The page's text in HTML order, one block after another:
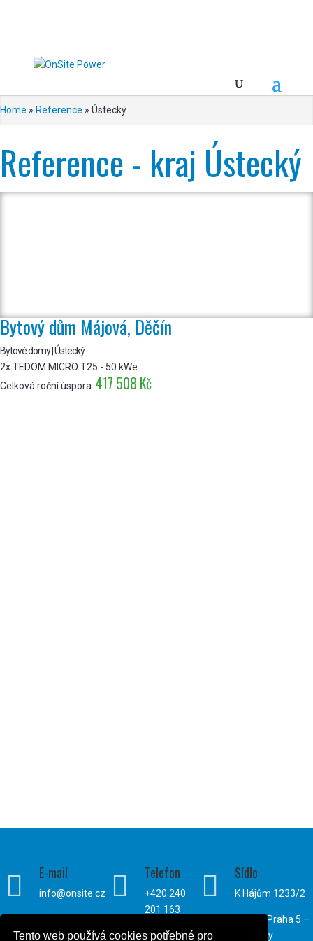
Tento web používá cookies potřebné pro
Home » Reference » Ústecký
Reference - kraj Ústecký
Bytový dům Májová, Děčín
Bytové domy | Ústecký
2x TEDOM MICRO T25 - 50 kWe
Celková roční úspora: 417 508 Kč
 E-mail
info@onsite.cz  Telefon
+420 240
201 163
 Sídlo
K Hájům 1233/2
155 00 Praha 5 –
Stodůlky